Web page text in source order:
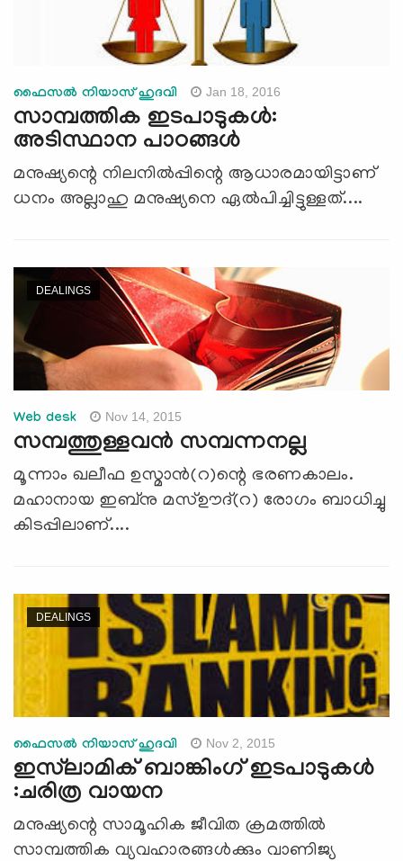
ഫൈസല്‍ നിയാസ് ഹുദവി Jan 18, 2016
സാമ്പത്തിക ഇടപാടുകള്‍:
അടിസ്ഥാന പാഠങ്ങള്‍
മനുഷ്യന്റെ നിലനില്‍പ്പിന്റെ ആധാരമായിട്ടാണ്
ധനം അല്ലാഹു മനുഷ്യനെ ഏല്‍പിച്ചിട്ടുള്ളത്....
DEALINGS
Web desk Nov 14, 2015
സമ്പത്തുള്ളവന്‍ സമ്പന്നനല്ല
മൂന്നാം ഖലീഫ ഉസ്മാന്‍(റ)ന്റെ ഭരണകാലം.
മഹാനായ ഇബ്‌നു മസ്ഊദ്(റ) രോഗം ബാധിച്ചു
കിടപ്പിലാണ്....
DEALINGS
ഫൈസല്‍ നിയാസ് ഹുദവി Nov 2, 2015
ഇസ്‌ലാമിക് ബാങ്കിംഗ് ഇടപാടുകള്‍
:ചരിത്ര വായന
മനുഷ്യന്റെ സാമൂഹിക ജീവിത ക്രമത്തില്‍
സാമ്പത്തിക വ്യവഹാരങ്ങള്‍ക്കും വാണിജ്യ